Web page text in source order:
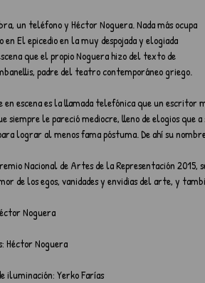
un teléfono y Héctor Noguera. Nada más ocupa
en El epicedio en la muy despojada y elogiada
que el propio Noguera hizo del texto de
padre del teatro contemporáneo griego.
en escena es la llamada telefónica que un
siempre le pareció mediocre, lleno de elogios que
lograr al menos fama póstuma. De ahí su
Nacional de Artes de la Representación
de los egos, vanidades y envidias del arte, y
Noguera
Héctor Noguera
iluminación: Yerko Farías